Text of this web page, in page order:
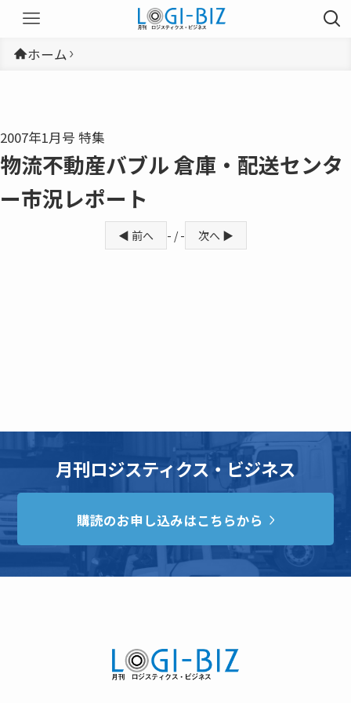
ホーム
2007年1月号 特集
物流不動産バブル 倉庫・配送センタ
ー市況レポート
◀ 前へ - / - 次へ ▶
月刊ロジスティクス・ビジネス
購読のお申し込みはこちらから